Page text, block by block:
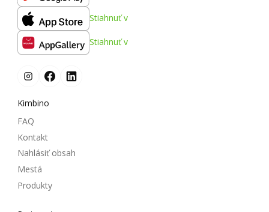
Stiahnuť v
Stiahnuť v
Kimbino
FAQ
Kontakt
Nahlásiť obsah
Mestá
Produkty